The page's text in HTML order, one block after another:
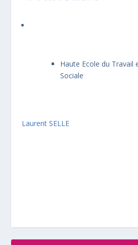
Haute Ecole du Travail
Sociale
Laurent SELLE